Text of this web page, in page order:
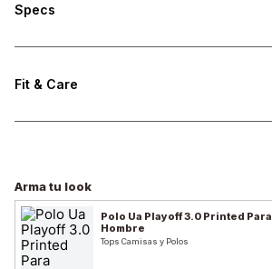
Specs
Fit & Care
Arma tu look
Polo Ua Playoff 3.0 Printed Para
Hombre
Tops Camisas y Polos